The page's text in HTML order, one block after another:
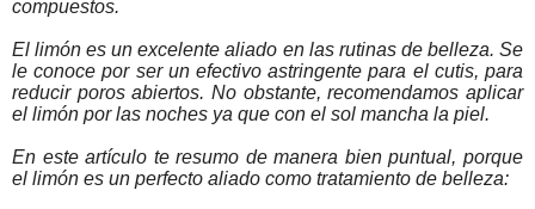
compuestos.
El limón es un excelente aliado en las rutinas de belleza. Se
le conoce por ser un efectivo astringente para el cutis, para
reducir poros abiertos. No obstante, recomendamos aplicar
el limón por las noches ya que con el sol mancha la piel.
En este artículo te resumo de manera bien puntual, porque
el limón es un perfecto aliado como tratamiento de belleza: